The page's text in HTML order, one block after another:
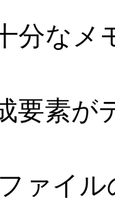
分なメ
要素が
ァイ